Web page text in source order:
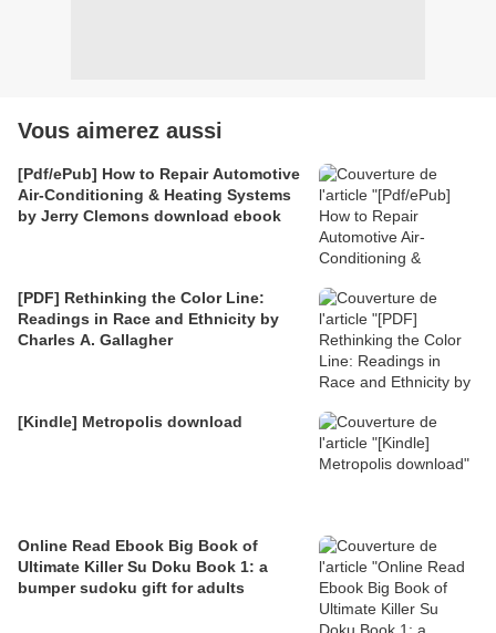
Vous aimerez aussi
[Pdf/ePub] How to Repair Automotive
Air-Conditioning & Heating Systems
by Jerry Clemons download ebook
[PDF] Rethinking the Color Line:
Readings in Race and Ethnicity by
Charles A. Gallagher
[Kindle] Metropolis download
Online Read Ebook Big Book of
Ultimate Killer Su Doku Book 1: a
bumper sudoku gift for adults